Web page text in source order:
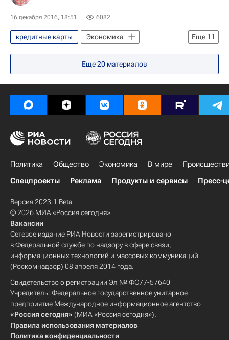
16 декабря 2016, 18:51 6082
Еще 11
кредитные карты
Экономика
Кредит
Банки
Долги
Финансы
Деньги
Заемщики
Коллекторы
взыскание
кредиторы Россия
Еще20 материалов
Политика Общество Экономика В мире
Спецпроекты
Реклама Продукты и сервисы Пресс-
Версия 2023.1 Beta
© 2026 МИА «Россия сегодня»
Вакансии
Сетевое издание РИА Новости зарегистрировано
в Федеральной службе по надзору в сфере связи,
информационных технологий и массовых коммуникаций
(Роскомнадзор) 08 апреля 2014 года.
Свидетельство о регистрации Эл № ФС77-57640
Учредитель: Федеральное государственное унитарное
предприятие Международное информационное агентство
«Россия сегодня» (МИА «Россия сегодня»).
Правила использования материалов
Политика конфиденциальности